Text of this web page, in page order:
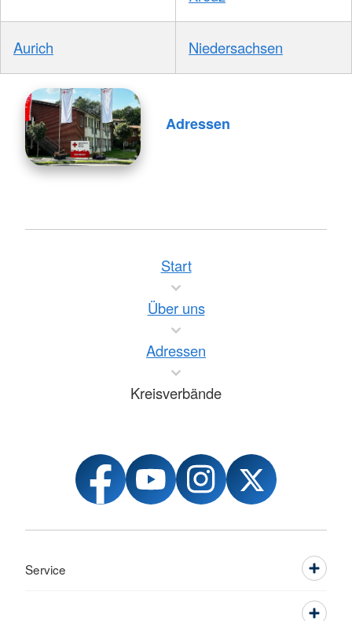
Aurich Niedersachsen
Adressen
Start
Über uns
Adressen
Kreisverbände
Service